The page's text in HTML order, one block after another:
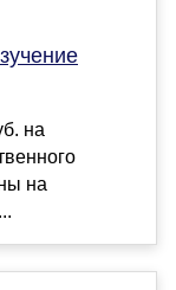
на
на